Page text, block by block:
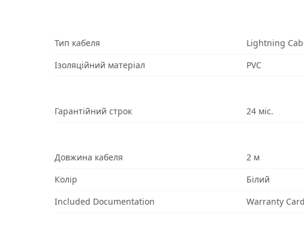
Тип кабеля
Lightning
Ізоляційний матеріал
PVC
Гарантійний строк 24 міс.
Довжина кабеля
2 м
Колір
Білий
Included Documentation
Warranty